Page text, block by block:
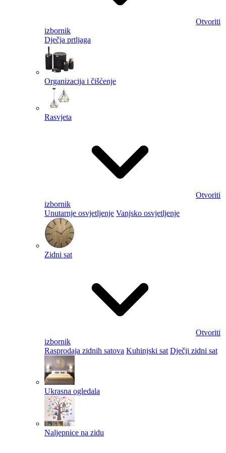
Otvoriti
izbornik
Dječja prtljaga
Organizacija i čišćenje
Rasvjeta
Otvoriti
izbornik
Unutarnje osvjetljenje Vanjsko osvjetljenje
Zidni sat
Otvoriti
izbornik
Rasprodaja zidnih satova Kuhinjski sat Dječji zidni sat
Ukrasna ogledala
Naljepnice na zidu